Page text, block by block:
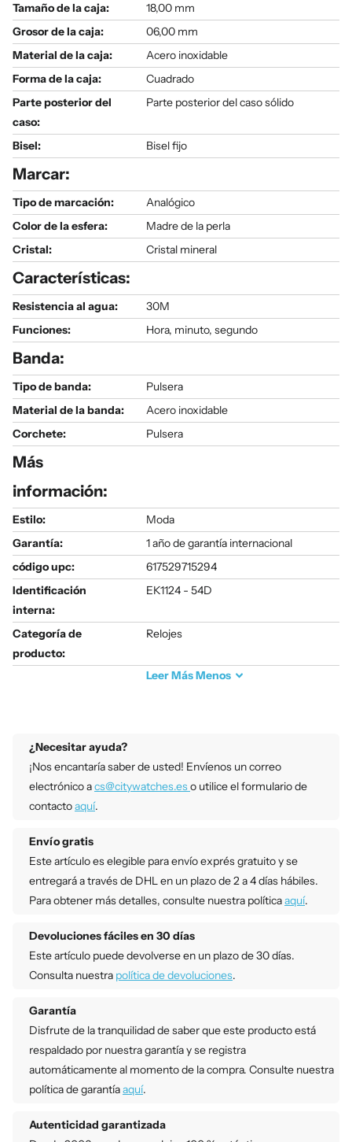
Tamaño de la caja:
18,00 mm
Grosor de la caja:
06,00 mm
Material de la caja:
Acero inoxidable
Forma de la caja:
Cuadrado
Parte posterior del
caso:
Parte posterior del caso sólido
Bisel: Bisel fijo
Marcar:
Tipo de marcación:
Analógico
Color de la esfera:
Madre de la perla
Cristal:
Cristal mineral
Características:
Resistencia al agua:
30M
Funciones:
Hora, minuto, segundo
Banda:
Tipo de banda:
Pulsera
Material de la banda:
Acero inoxidable
Corchete:
Pulsera
Más
información:
Estilo:
Moda
Garantía:
1 año de garantía internacional
código upc:
617529715294
Identificación
interna:
EK1124 - 54D
Categoría de
producto:
Relojes
LeerMásMenos
¿Necesitar ayuda?
¡Nos encantaría saber de usted! Envíenos un correo
electrónico acs@citywatches.eso utilice el formulario de
contactoaquí.
Envío gratis
Este artículo es elegible para envío exprés gratuito y se
entregará a través de DHL en un plazo de 2 a 4 días hábiles.
Para obtener más detalles, consulte nuestra políticaaquí.
Devoluciones fáciles en 30 días
Este artículo puede devolverse en un plazo de 30 días.
Consulta nuestra política de devoluciones.
Garantía
Disfrute de la tranquilidad de saber que este producto está
respaldado por nuestra garantía y se registra
automáticamente al momento de la compra. Consulte nuestra
política de garantíaaquí.
Autenticidad garantizada